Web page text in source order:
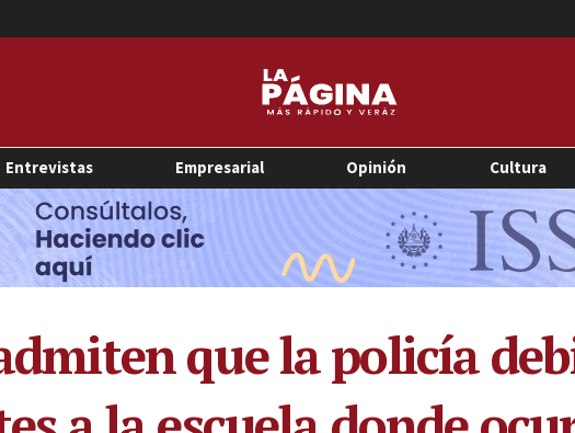
Entrevistas Empresarial Opinión Cultura
que la policía